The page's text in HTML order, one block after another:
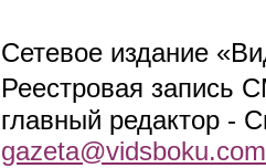
Сетевое издание
Реестровая запись
главный редактор -
gazeta@vidsboku.com